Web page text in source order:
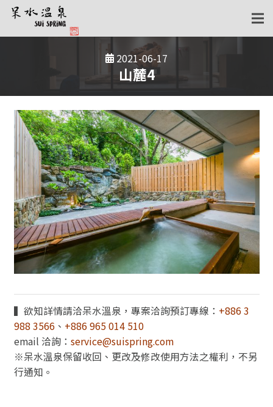
2021-06-17
山麓4
▍欲知詳情請洽呆水溫泉，專案洽詢預訂專線： +886 3
988 3566、 +886 965 014 510
email 洽詢： service@suispring.com
※呆水溫泉保留收回、更改及修改使用方法之權利，不另
行通知。